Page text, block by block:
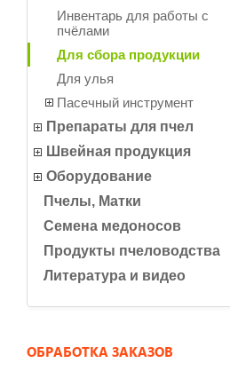
Инвентарь для работы с
пчёлами
Для сбора продукции
Для улья
Пасечный инструмент
Препараты для пчел
Швейная продукция
Оборудование
Пчелы, Матки
Семена медоносов
Продукты пчеловодства
Литература и видео
ОБРАБОТКА ЗАКАЗОВ